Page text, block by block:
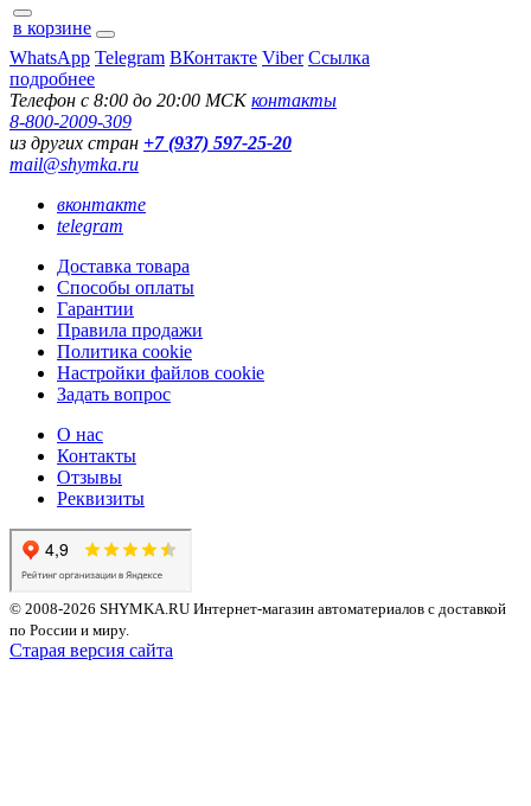
в корзине
WhatsApp Telegram ВКонтакте Viber Ссылка
подробнее
Телефон с 8:00 до 20:00 МСКконтакты
8-800-2009-309
из других стран +7 (937) 597-25-20
mail@shymka.ru
вконтакте
telegram
Доставка товара
Способы оплаты
Гарантии
Правила продажи
Политика cookie
Настройки файлов cookie
Задать вопрос
О нас
Контакты
Отзывы
Реквизиты
© 2008-2026 SHYMKA.RU Интернет-магазин автоматериалов с доставкой
по России и миру.
Старая версия сайта